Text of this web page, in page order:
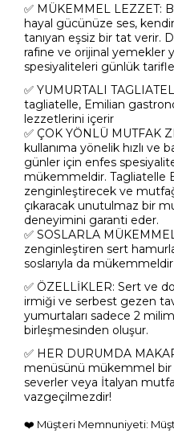
✅ MÜKEMMEL LEZZET:
hayal gücünüze ses,
tanıyan eşsiz bir tat verir.
rafine ve orijinal yemekler
spesiyaliteleri günlük
✅ YUMURTALI
tagliatelle, Emilian
lezzetlerini içerir
✅ ÇOK YÖNLÜ MUTFAK
kullanıma yönelik hızlı
günler için enfes
mükemmeldir. Tagliatelle
zenginleştirecek ve
çıkaracak unutulmaz bir
deneyimini garanti eder.
✅ SOSLARLA
zenginleştiren sert
soslarıyla da mükemmeldir
✅ ÖZELLİKLER: Sert ve
irmiği ve serbest gezen
yumurtaları sadece 2
birleşmesinden oluşur.
✅ HER DURUMDA
menüsünü mükemmel bir
severler veya İtalyan
vazgeçilmezdir!
❤️ Müşteri Memnuniyeti: